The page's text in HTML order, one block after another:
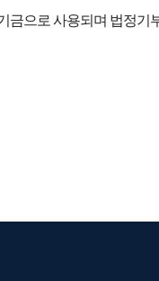
금으로 사용되며 법정